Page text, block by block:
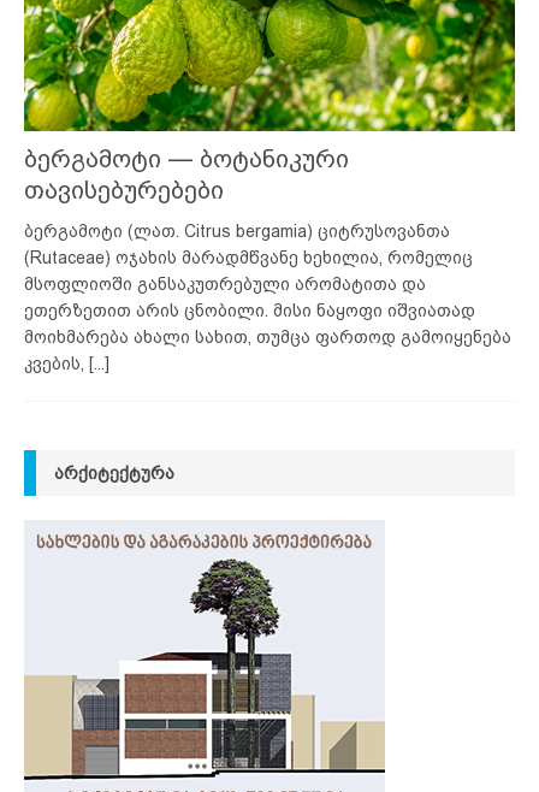
ბერგამოტი — ბოტანიკური
თავისებურებები
ბერგამოტი (ლათ. Citrus bergamia) ციტრუსოვანთა
(Rutaceae) ოჯახის მარადმწვანე ხეხილია, რომელიც
მსოფლიოში განსაკუთრებული არომატითა და
ეთერზეთით არის ცნობილი. მისი ნაყოფი იშვიათად
მოიხმარება ახალი სახით, თუმცა ფართოდ გამოიყენება
კვების,
[...]
ᲐᲠᲥᲘᲢᲔᲥᲢᲣᲠᲐ